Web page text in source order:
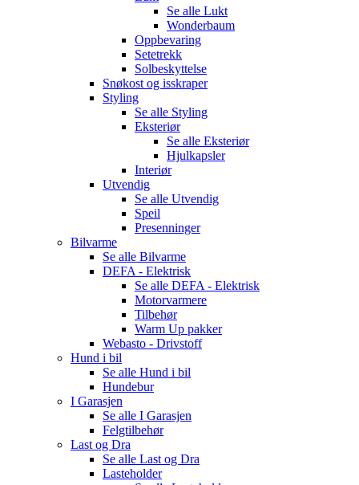
Se alle Lukt
Wonderbaum
Oppbevaring
Setetrekk
Solbeskyttelse
Snøkost og isskraper
Styling
Se alle Styling
Eksteriør
Se alle Eksteriør
Hjulkapsler
Interiør
Utvendig
Se alle Utvendig
Speil
Presenninger
Bilvarme
Se alle Bilvarme
DEFA - Elektrisk
Se alle DEFA - Elektrisk
Motorvarmere
Tilbehør
Warm Up pakker
Webasto - Drivstoff
Hund i bil
Se alle Hund i bil
Hundebur
I Garasjen
Se alle I Garasjen
Felgtilbehør
Last og Dra
Se alle Last og Dra
Lasteholder